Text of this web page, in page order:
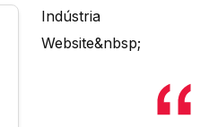
Indústria
Website&nbsp;